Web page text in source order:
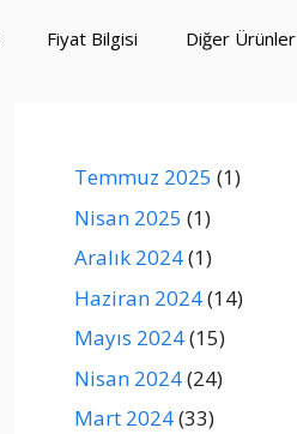
Fiyat Bilgisi Diğer Ürünler
Temmuz 2025 (1)
Nisan 2025 (1)
Aralık 2024(1)
Haziran 2024(14)
Mayıs 2024(15)
Nisan 2024(24)
Mart 2024(33)